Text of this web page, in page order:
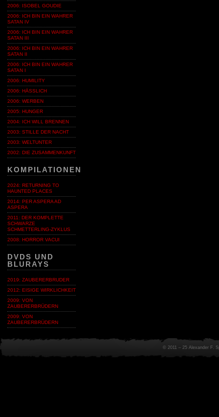
2006: ISOBEL GOUDIE
2006: ICH BIN EIN WAHRER
SATAN IV
2006: ICH BIN EIN WAHRER
SATAN III
2006: ICH BIN EIN WAHRER
SATAN II
2006: ICH BIN EIN WAHRER
SATAN I
2006: HUMILITY
2006: HÄSSLICH
2006: WERBEN
2005: HUNGER
2004: ICH WILL BRENNEN
2003: STILLE DER NACHT
2003: WELTUNTER
2002: DIE ZUSAMMENKUNFT
KOMPILATIONEN
2024: RETURNING TO
HAUNTED PLACES
2014: PER ASPERA AD
ASPERA
2011: DER KOMPLETTE
SCHWARZE
SCHMETTERLING-ZYKLUS
2008: HORROR VACUI
DVDS UND
BLURAYS
2019: ZAUBERERBRUDER
2012: EISIGE WIRKLICHKEIT
2009: VON
ZAUBERERBRÜDERN
2009: VON
ZAUBERERBRÜDERN
© 2011 – 25 Alexander F.